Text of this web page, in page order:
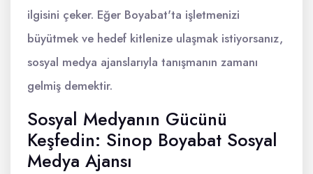
ilgisini çeker. Eğer Boyabat'ta işletmenizi
büyütmek ve hedef kitlenize ulaşmak istiyorsanız,
sosyal medya ajanslarıyla tanışmanın zamanı
gelmiş demektir.
Sosyal Medyanın Gücünü
Keşfedin: Sinop Boyabat Sosyal
Medya Ajansı